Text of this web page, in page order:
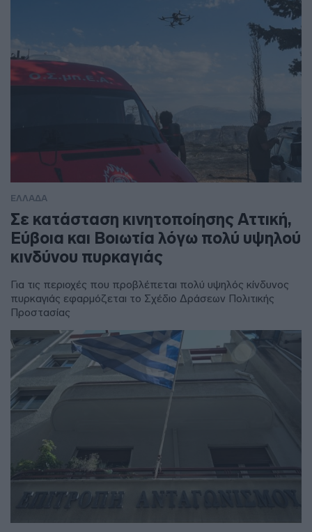
ΕΛΛΑΔΑ
Σε κατάσταση κινητοποίησης Αττική,
Εύβοια και Βοιωτία λόγω πολύ υψηλού
κινδύνου πυρκαγιάς
Για τις περιοχές που προβλέπεται πολύ υψηλός κίνδυνος
πυρκαγιάς εφαρμόζεται το Σχέδιο Δράσεων Πολιτικής
Προστασίας